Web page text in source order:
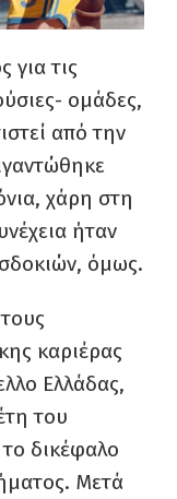
για τις
ομάδες,
από την
χάρη στη
ήταν
όμως.
καριέρας
Ελλάδας,
του
δικέφαλο
Μετά